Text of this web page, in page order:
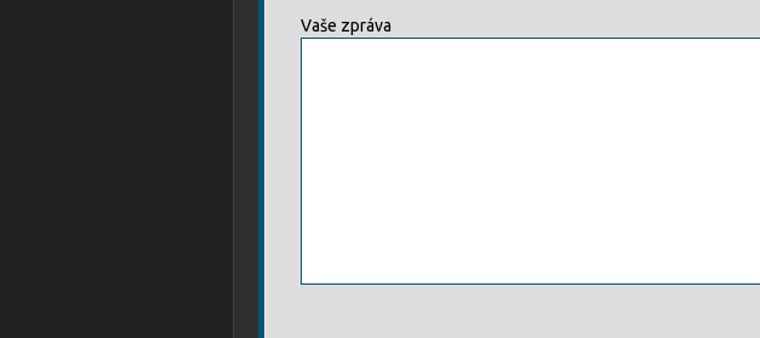
Vaše zpráva